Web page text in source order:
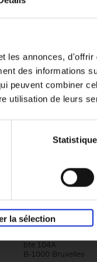
les annonces,
des informations
peuvent combiner
utilisation de leurs
la sélection
to Promoting
souple
352
Éditions Racine
Tour & Taxis
bte 104A
B-1000 Bruxelles